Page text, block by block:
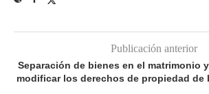
Publicación anterior
Separación de bienes en el matrimonio
modificar los derechos de propiedad de